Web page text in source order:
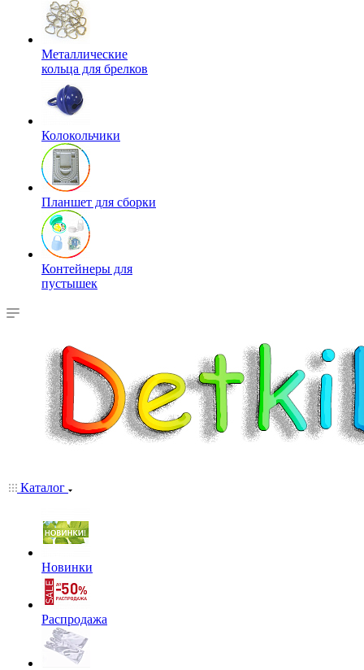
Металлические
кольца для брелков
Колокольчики
Планшет для сборки
Контейнеры для
пустышек
Каталог
Новинки
Распродажа